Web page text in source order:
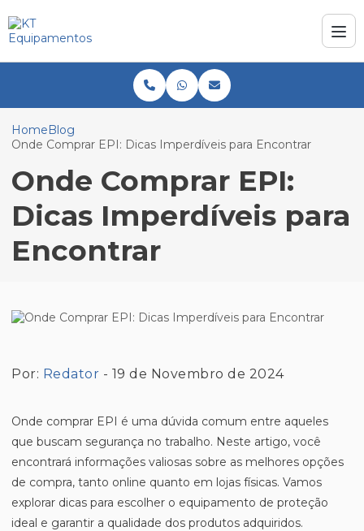
HomeBlog
Onde Comprar EPI: Dicas Imperdíveis para Encontrar
Onde Comprar EPI:
Dicas Imperdíveis para
Encontrar
Por: Redator - 19 de Novembro de 2024
Onde comprar EPI é uma dúvida comum entre aqueles
que buscam segurança no trabalho. Neste artigo, você
encontrará informações valiosas sobre as melhores opções
de compra, tanto online quanto em lojas físicas. Vamos
explorar dicas para escolher o equipamento de proteção
ideal e garantir a qualidade dos produtos adquiridos.